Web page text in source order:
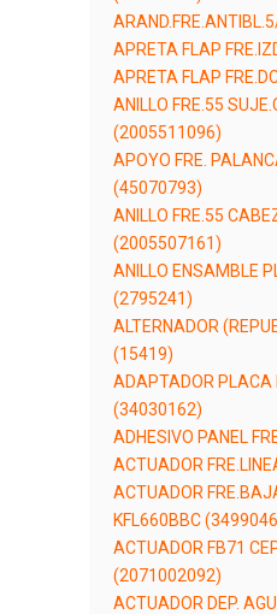
APRETA FLAP
APRETA FLAP
ANILLO FRE.55
(2005511096)
APOYO FRE.
(45070793)
ANILLO FRE.55
(2005507161)
ANILLO ENSAMBLE
(2795241)
ALTERNADOR
(15419)
ADAPTADOR PLACA
(34030162)
ADHESIVO PANEL
ACTUADOR
ACTUADOR
KFL660BBC
ACTUADOR FB71
(2071002092)
ACTUADOR DEP.